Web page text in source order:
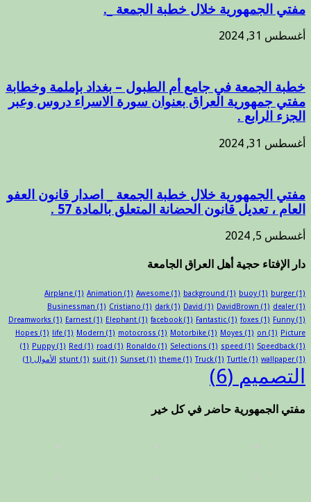
مفتي الجمهورية خلال خطبة الجمعة _.
أغسطس 31, 2024
خطبة الجمعة في جامع أم الطبول – بغداد بإملمة وخطابة
مفتي جمهورية العراق بعنوان سورة الاسراء دروس وعبر
الجزء الرابع .
أغسطس 31, 2024
مفتي الجمهورية خلال خطبة الجمعة _ اصدار قانون العفو
العام ، تعديل قانون الحضانة المتعلق بالمادة 57 .
أغسطس 5, 2024
دار الإفتاء حجية أهل العراق الجامعة
Airplane (1) Animation (1) Awesome (1) background (1) buoy (1) burger (1)
Businessman (1) Cristiano (1) dark(1) David (1) DavidBrown (1) dealer (1)
Dreamworks (1) Earnest (1) Elephant (1) facebook(1) Fantastic (1) foxes (1) Funny (1)
Hopes (1) life (1) Modern (1) motocross (1) Motorbike (1) Moyes (1) on (1) Picture
(1) Puppy (1) Red (1) road (1) Ronaldo (1) Selections (1) speed (1) Speedback(1)
stunt (1) suit (1) Sunset (1) theme (1) Truck(1) Turtle (1) wallpaper (1) الأموال (1)
التصميم (6)
مفتي الجمهورية حاضر في كل خير